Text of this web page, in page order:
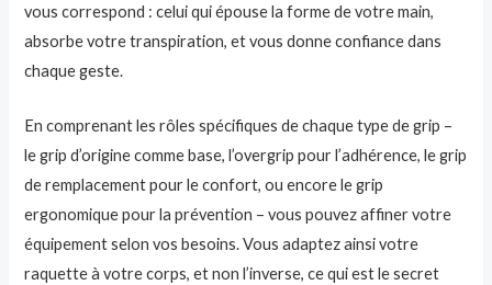
vous correspond : celui qui épouse la forme de votre main,
absorbe votre transpiration, et vous donne confiance dans
chaque geste.
En comprenant les rôles spécifiques de chaque type de grip –
le grip d’origine comme base, l’overgrip pour l’adhérence, le grip
de remplacement pour le confort, ou encore le grip
ergonomique pour la prévention – vous pouvez affiner votre
équipement selon vos besoins. Vous adaptez ainsi votre
raquette à votre corps, et non l’inverse, ce qui est le secret